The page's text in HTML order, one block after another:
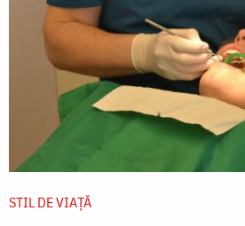
STIL DE VIAŢĂ